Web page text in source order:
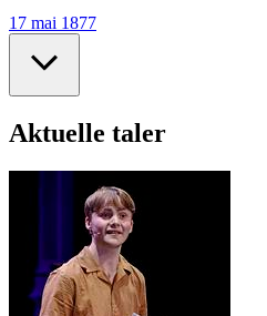
17 mai 1877
Aktuelle taler